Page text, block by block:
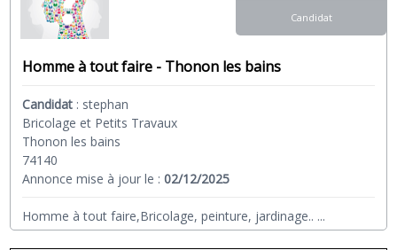
Homme à tout faire - Thonon les bains
Candidat : stephan
Bricolage et Petits Travaux
Thonon les bains
74140
Annonce mise à jour le :02/12/2025
Homme à tout faire,Bricolage, peinture, jardinage.. ...
Candidat